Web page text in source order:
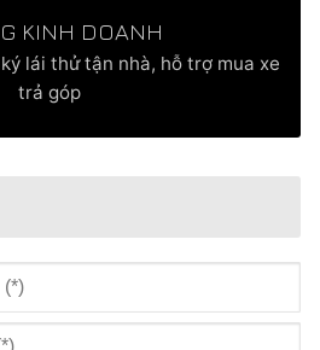
KINH DOANH
lái thử tận nhà, hỗ trợ mua xe
trả góp